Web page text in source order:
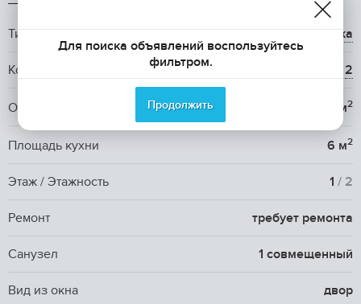
Тип жилья вторичка
Количество комнат 2
Общая площадь 41.8 м2
Площадь кухни 6 м2
Этаж / Этажность 1 / 2
Ремонт требует ремонта
Санузел 1 совмещенный
Вид из окна двор
Для поиска объявлений воспользуйтесь
фильтром.
Продолжить